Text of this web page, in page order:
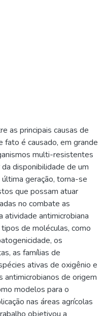
as principais causas de
fato é causado, em grande
multi-resistentes
disponibilidade de um
geração, torna-se
que possam atuar
no combate as
atividade antimicrobiana
de moléculas, como
os
as famílias de
ativas de oxigênio e
de origem
modelos para o
nas áreas agrícolas